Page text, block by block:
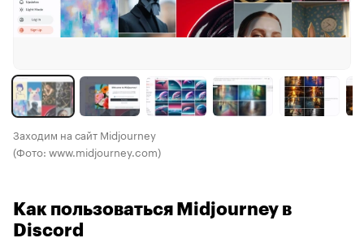
Заходим на сайт Midjourney
(Фото: www.midjourney.com)
Как пользоваться Midjourney в
Discord